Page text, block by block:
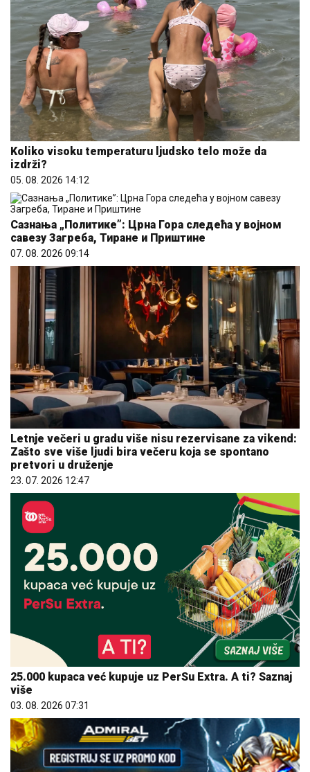
Koliko visoku temperaturu ljudsko telo može da
izdrži?
05. 08. 2026 14:12
Сазнања „Политике”: Црна Гора следећа у војном
савезу Загреба, Тиране и Приштине
07. 08. 2026 09:14
Letnje večeri u gradu više nisu rezervisane za vikend:
Zašto sve više ljudi bira večeru koja se spontano
pretvori u druženje
23. 07. 2026 12:47
25.000 kupaca već kupuje uz PerSu Extra. A ti? Saznaj
više
03. 08. 2026 07:31